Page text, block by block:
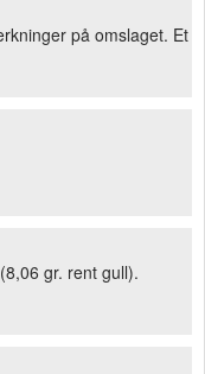
på omslaget. Et
gr. rent gull).